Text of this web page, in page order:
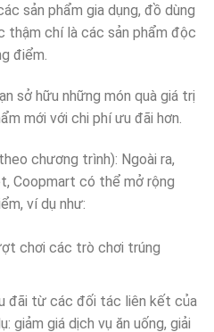
sản phẩm gia dụng, đồ dùng
thậm chí là các sản phẩm độc
điểm.
sở hữu những món quà giá trị
mới với chi phí ưu đãi hơn.
chương trình): Ngoài ra,
Coopmart có thể mở rộng
ví dụ như:
chơi các trò chơi trúng
đãi từ các đối tác liên kết của
giảm giá dịch vụ ăn uống, giải